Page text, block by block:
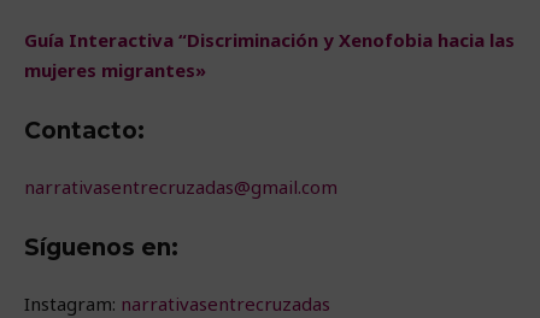
Guía Interactiva “Discriminación y Xenofobia hacia las
mujeres migrantes»
Contacto:
narrativasentrecruzadas@gmail.com
Síguenos en:
Instagram: narrativasentrecruzadas